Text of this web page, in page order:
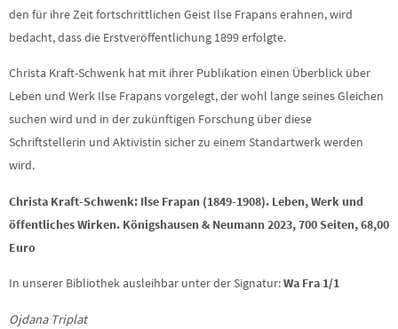
den für ihre Zeit fortschrittlichen Geist Ilse Frapans erahnen, wird
bedacht, dass die Erstveröffentlichung 1899 erfolgte.
Christa Kraft-Schwenk hat mit ihrer Publikation einen Überblick über
Leben und Werk Ilse Frapans vorgelegt, der wohl lange seines Gleichen
suchen wird und in der zukünftigen Forschung über diese
Schriftstellerin und Aktivistin sicher zu einem Standartwerk werden
wird.
Christa Kraft-Schwenk: Ilse Frapan (1849-1908). Leben, Werk und
öffentliches Wirken. Königshausen & Neumann 2023, 700 Seiten, 68,00
Euro
In unserer Bibliothek ausleihbar unter der Signatur:Wa Fra 1/1
Ojdana Triplat